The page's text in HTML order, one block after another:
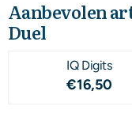
Aanbevolen
Duel
IQ Digits
Prijs:
€16,50